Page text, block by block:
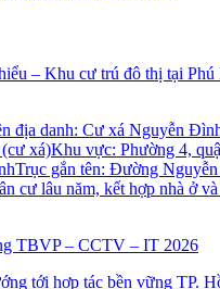
– Khu cư trú đô thị tại Phú
địa danh: Cư xá Nguyễn
xá)Khu vực: Phường 4,
gắn tên: Đường
cư lâu năm, kết hợp nhà ở
TBVP – CCTV – IT 2026
tới hợp tác bền vững TP.